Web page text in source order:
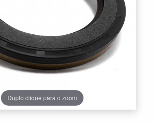
Duplo clique para o zoom